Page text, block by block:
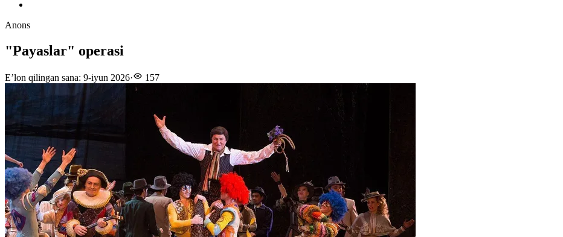
Anons
"Payaslar" operasi
E’lon qilingan sana: 9-iyun 2026· 157